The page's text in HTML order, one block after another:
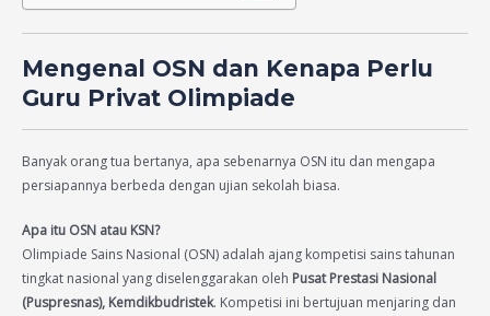
Mengenal OSN dan Kenapa Perlu
Guru Privat Olimpiade
Banyak orang tua bertanya, apa sebenarnya OSN itu dan mengapa
persiapannya berbeda dengan ujian sekolah biasa.
Apa itu OSN atau KSN?
Olimpiade Sains Nasional (OSN) adalah ajang kompetisi sains tahunan
tingkat nasional yang diselenggarakan oleh Pusat Prestasi Nasional
(Puspresnas), Kemdikbudristek. Kompetisi ini bertujuan menjaring dan